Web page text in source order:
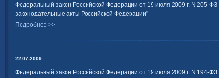
Федеральный закон Российской Федерации от 19 июля 2009 г. N 205-
законодательные акты Российской Федерации"
Подробнее >>
22-07-2009
Федеральный закон Российской Федерации от 19 июля 2009 г. N 194-